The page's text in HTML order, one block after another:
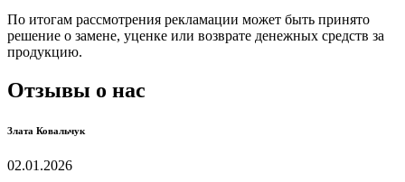
По итогам рассмотрения рекламации может быть принято
решение о замене, уценке или возврате денежных средств за
продукцию.
Отзывы о нас
Злата Ковальчук
02.01.2026